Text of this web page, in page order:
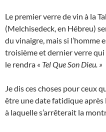
Le premier verre de vin à la
(Melchisedeck, en Hébreu)
du vinaigre, mais si l’homme
troisième et dernier verre qui
le rendra « Tel Que Son Dieu. »
Je dis ces choses pour ceux
être une date fatidique après
à laquelle s’arrêterait la